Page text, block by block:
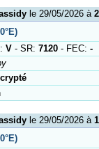
le 29/05/2026 à
V- SR: 7120- FEC: -
le 29/05/2026 à